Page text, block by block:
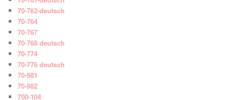
70-762-deutsch
70-764
70-767
70-768 deutsch
70-774
70-776 deutsch
70-981
70-982
700-104